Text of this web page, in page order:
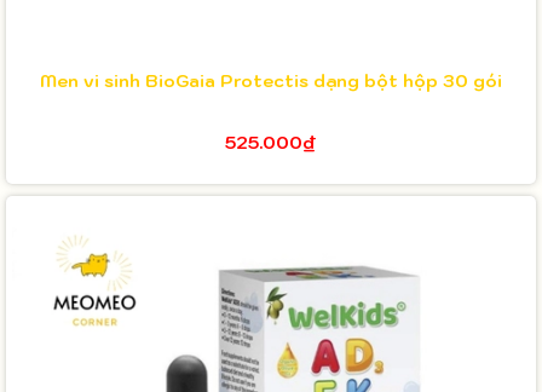
Men vi sinh BioGaia Protectis dạng bột hộp 30 gói
525.000₫